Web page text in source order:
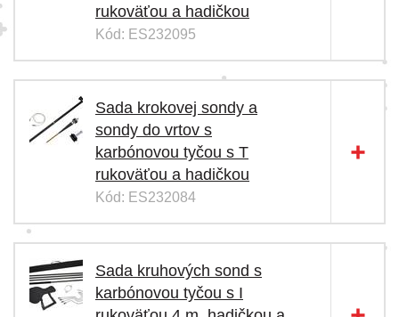
rukoväťou a hadičkou
Kód: ES232095
Sada krokovej sondy a
sondy do vrtov s
karbónovou tyčou s T
rukoväťou a hadičkou
Kód: ES232084
Sada kruhových sond s
karbónovou tyčou s I